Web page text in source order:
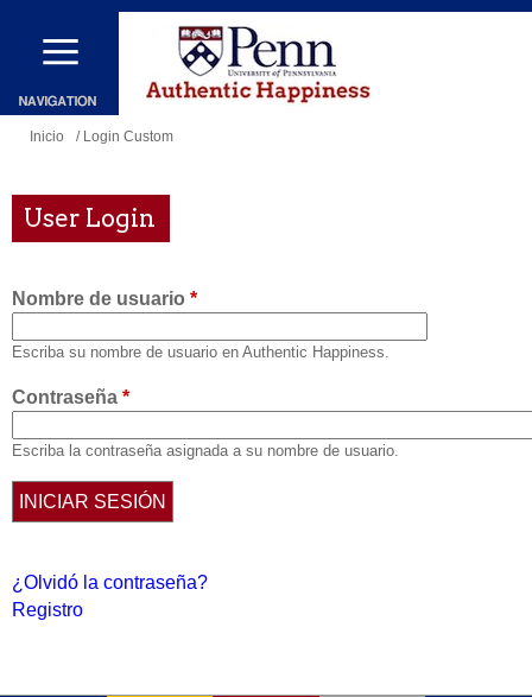
Pasar
contenido
principal
Se
usted
aquí
Inicio / Login Custom
User Login
Nombre de usuario *
Escriba su nombre de usuario en Authentic Happiness.
Contraseña *
Escriba la contraseña asignada a su nombre de usuario.
¿Olvidó la contraseña?
Registro